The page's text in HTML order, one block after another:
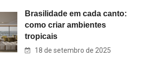
Brasilidade em cada canto:
como criar ambientes
tropicais
18 de setembro de 2025